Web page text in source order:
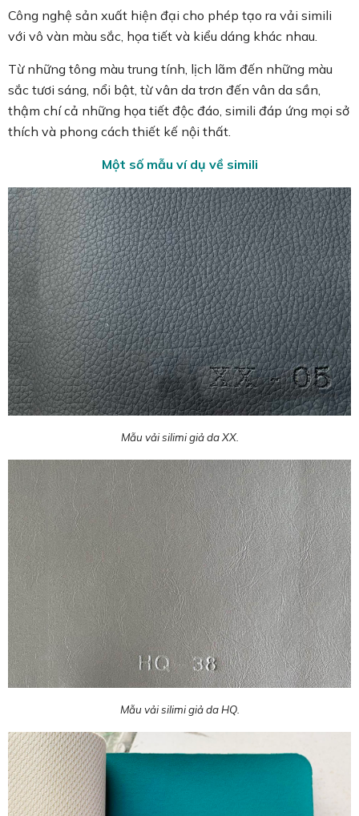
Công nghệ sản xuất hiện đại cho phép tạo ra vải simili
với vô vàn màu sắc, họa tiết và kiểu dáng khác nhau.
Từ những tông màu trung tính, lịch lãm đến những màu
sắc tươi sáng, nổi bật, từ vân da trơn đến vân da sần,
thậm chí cả những họa tiết độc đáo, simili đáp ứng mọi sở
thích và phong cách thiết kế nội thất.
Một số mẫu ví dụ về simili
Mẫu vải silimi giả da XX.
Mẫu vải silimi giả da HQ.